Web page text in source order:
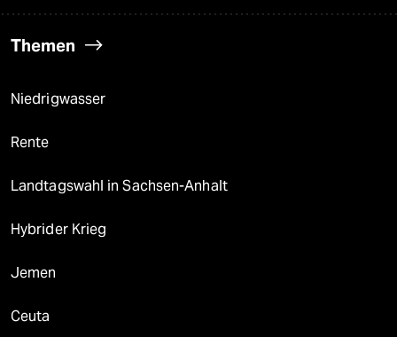
Themen
Niedrigwasser
Rente
Landtagswahl in Sachsen-Anhalt
Hybrider Krieg
Jemen
Ceuta